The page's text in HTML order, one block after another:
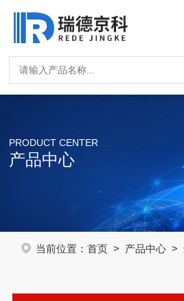
PRODUCT CENTER
产品中心
当前位置： 首页> 产品中心>